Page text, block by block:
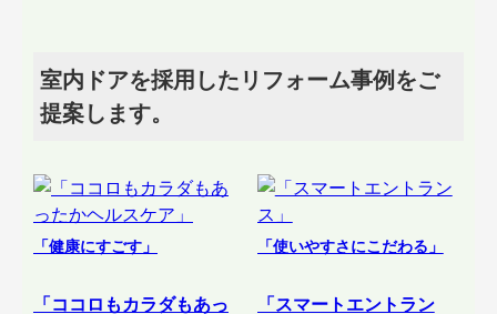
室内ドアを採用したリフォーム事例をご
提案します。
「健康にすごす」
「ココロもカラダもあっ
「使いやすさにこだわる」
「スマートエントラン